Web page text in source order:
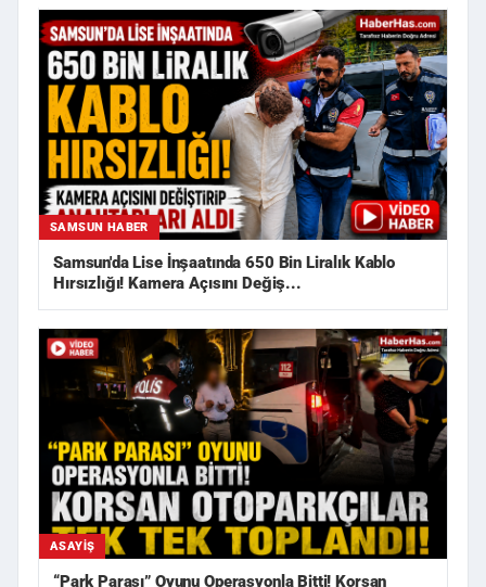
SAMSUN HABER
Samsun'da Lise İnşaatında 650 Bin Liralık Kablo
Hırsızlığı! Kamera Açısını Değiş...
ASAYIŞ
“Park Parası” Oyunu Operasyonla Bitti! Korsan